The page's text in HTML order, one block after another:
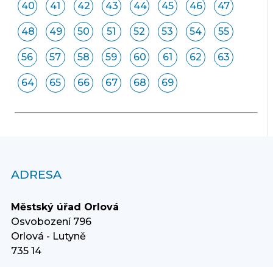
40 41 42 43 44 45 46 47
48 49 50 51 52 53 54 55
56 57 58 59 60 61 62 63
64 65 66 67 68 69
ADRESA
Městský úřad Orlová
Osvobození 796
Orlová - Lutyně
735 14